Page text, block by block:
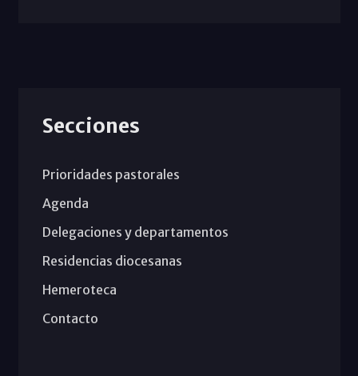
Secciones
Prioridades pastorales
Agenda
Delegaciones y departamentos
Residencias diocesanas
Hemeroteca
Contacto